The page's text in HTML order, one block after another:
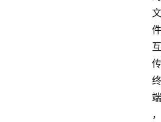
文
件
互
传
终
端
，